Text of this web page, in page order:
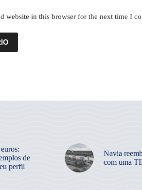
website in this browser for the next time I
de
perfil
Navia
com uma